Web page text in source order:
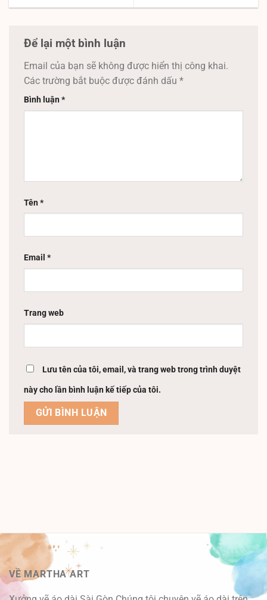
Để lại một bình luận
Email của bạn sẽ không được hiển thị công khai.
Các trường bắt buộc được đánh dấu *
Bình luận*
Tên*
Email *
Trang web
Lưu tên của tôi, email, và trang web trong trình duyệt
này cho lần bình luận kế tiếp của tôi.
VỀ MARTHA ART